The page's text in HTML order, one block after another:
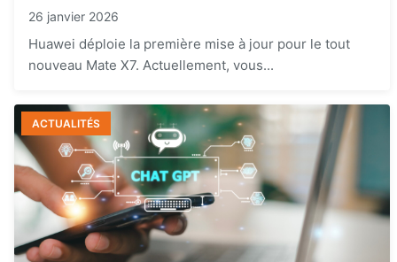
26 janvier 2026
Huawei déploie la première mise à jour pour le tout
nouveau Mate X7. Actuellement, vous...
ACTUALITÉS